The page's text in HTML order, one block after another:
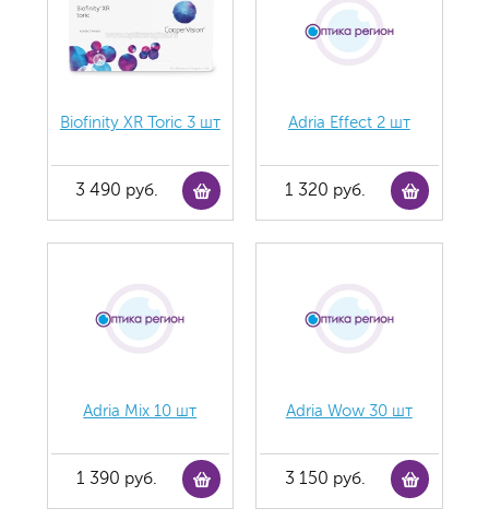
Biofinity XR Toric 3 шт
3 490 руб.
Adria Effect 2 шт
1 320 руб.
Adria Mix 10 шт
1 390 руб.
Adria Wow 30 шт
3 150 руб.